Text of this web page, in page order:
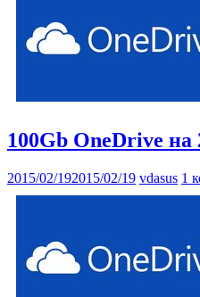
100Gb OneDrive на
2015/02/192015/02/19 vdasus 1